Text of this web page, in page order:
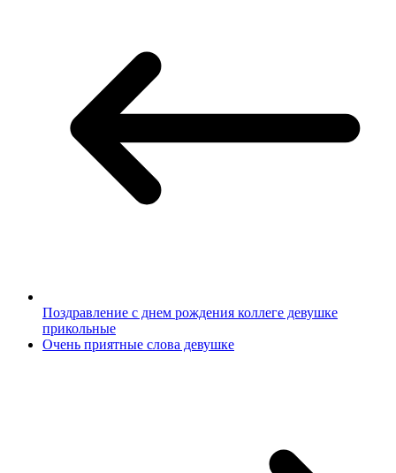
Поздравление с днем рождения коллеге девушке
прикольные
Очень приятные слова девушке